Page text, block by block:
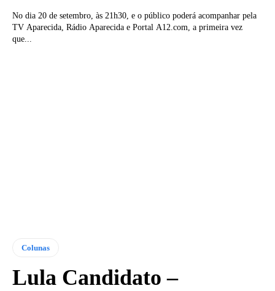
No dia 20 de setembro, às 21h30, e o público poderá acompanhar pela
TV Aparecida, Rádio Aparecida e Portal A12.com, a primeira vez
que...
Colunas
Lula Candidato –